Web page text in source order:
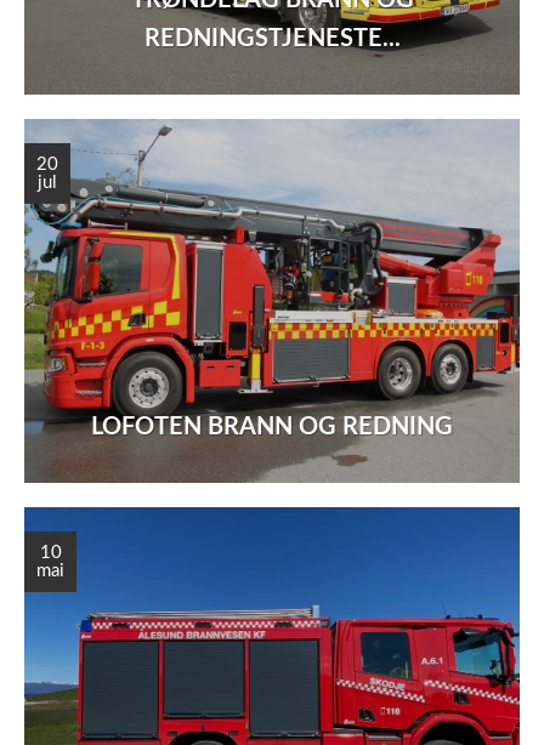
REDNINGSTJENESTE...
LOFOTEN BRANN OG REDNING
20
jul
10
mai